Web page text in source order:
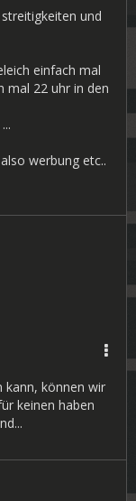
und
einfach mal
mal 22 uhr in den
werbung etc..
kann, können wir
keinen haben